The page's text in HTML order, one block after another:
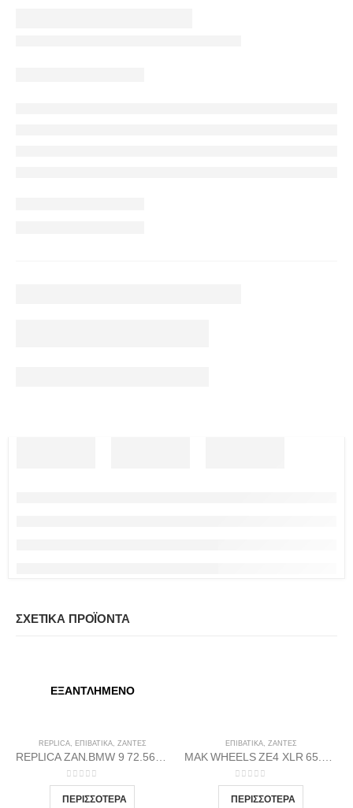
ΣΧΕΤΙΚΆ ΠΡΟΪΌΝΤΑ
ΕΞΑΝΤΛΗΜΈΝΟ
REPLICA, ΕΠΙΒΑΤΙΚΑ, ΖΆΝΤΕΣ
0out of 5
ΕΠΙΒΑΤΙΚΑ, ΖΆΝΤΕΣ
0out of 5